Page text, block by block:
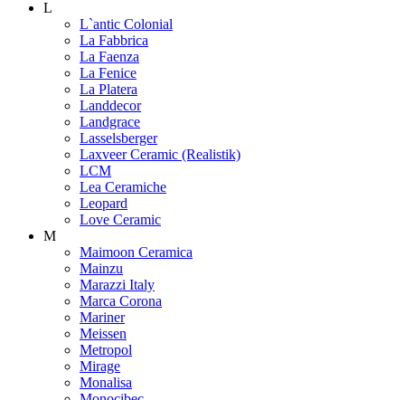
L
L`antic Colonial
La Fabbrica
La Faenza
La Fenice
La Platera
Landdecor
Landgrace
Lasselsberger
Laxveer Ceramic (Realistik)
LCM
Lea Ceramiche
Leopard
Love Ceramic
M
Maimoon Ceramica
Mainzu
Marazzi Italy
Marca Corona
Mariner
Meissen
Metropol
Mirage
Monalisa